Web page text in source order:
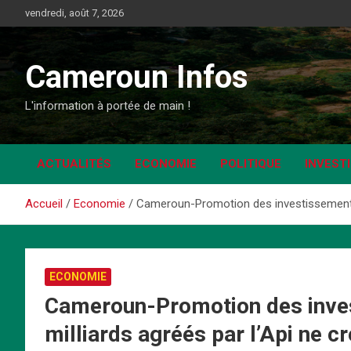
au
vendredi, août 7, 2026
Cameroun Infos
L'information à portée de main !
ACTUALITÉS ECONOMIE POLITIQUE
Accueil Economie Cameroun-Promotion des
ECONOMIE
Cameroun-Promotion des
milliards agréés par l’Api ne